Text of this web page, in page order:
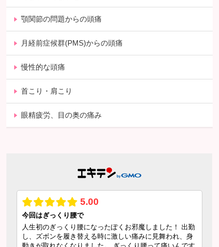
顎関節の問題からの頭痛
月経前症候群(PMS)からの頭痛
慢性的な頭痛
首こり・肩こり
眼精疲労、目の奥の痛み